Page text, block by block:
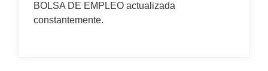
BOLSA DE EMPLEO actualizada
constantemente.